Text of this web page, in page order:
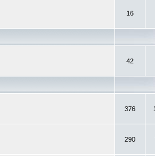
16
42
376
290